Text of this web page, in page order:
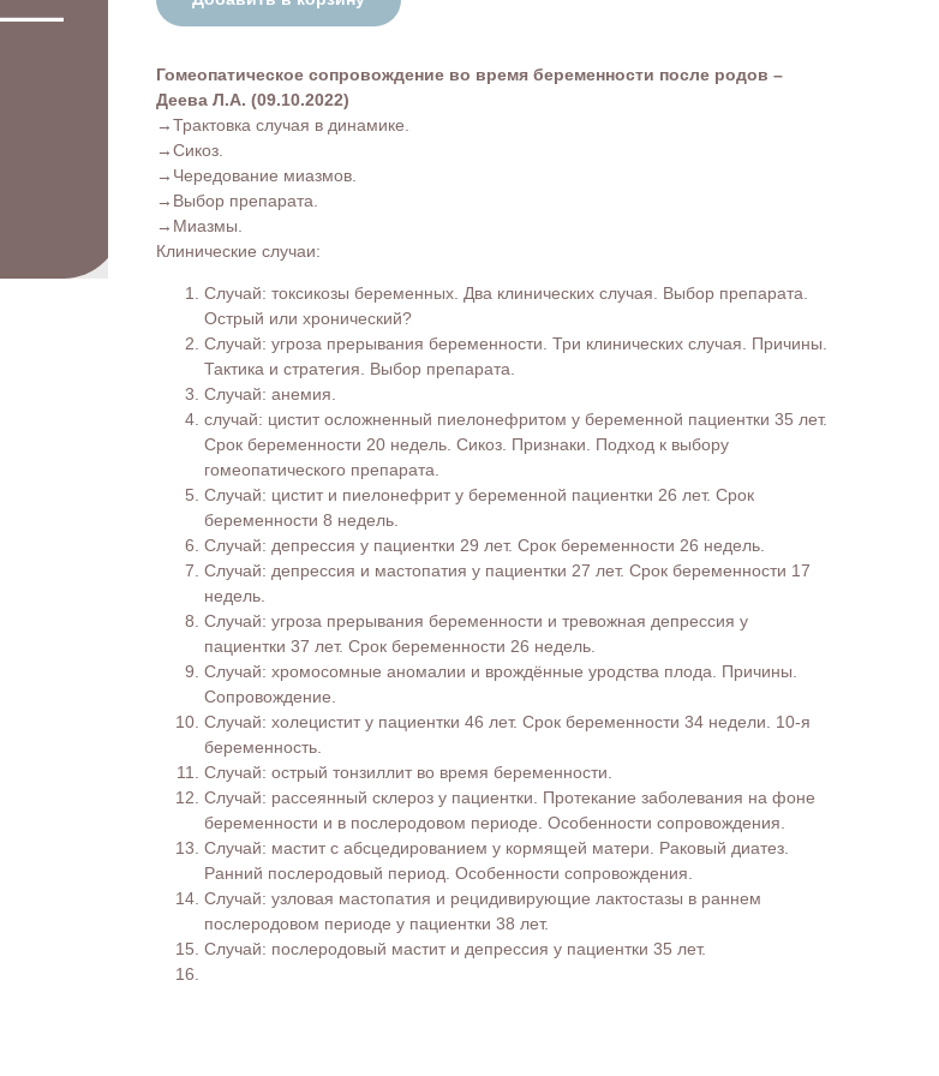
Гомеопатическое сопровождение во время беременности после родов –
Деева Л.А. (09.10.2022)
→Трактовка случая в динамике.
→Сикоз.
→Чередование миазмов.
→Выбор препарата.
→Миазмы.
Клинические случаи:
Случай: токсикозы беременных. Два клинических случая. Выбор препарата.
Острый или хронический?
Случай: угроза прерывания беременности. Три клинических случая. Причины.
Тактика и стратегия. Выбор препарата.
Случай: анемия.
случай: цистит осложненный пиелонефритом у беременной пациентки 35 лет.
Срок беременности 20 недель. Сикоз. Признаки. Подход к выбору
гомеопатического препарата.
Случай: цистит и пиелонефрит у беременной пациентки 26 лет. Срок
беременности 8 недель.
Случай: депрессия у пациентки 29 лет. Срок беременности 26 недель.
Случай: депрессия и мастопатия у пациентки 27 лет. Срок беременности 17
недель.
Случай: угроза прерывания беременности и тревожная депрессия у
пациентки 37 лет. Срок беременности 26 недель.
Случай: хромосомные аномалии и врождённые уродства плода. Причины.
Сопровождение.
Случай: холецистит у пациентки 46 лет. Срок беременности 34 недели. 10-я
беременность.
Случай: острый тонзиллит во время беременности.
Случай: рассеянный склероз у пациентки. Протекание заболевания на фоне
беременности и в послеродовом периоде. Особенности сопровождения.
Случай: мастит с абсцедированием у кормящей матери. Раковый диатез.
Ранний послеродовый период. Особенности сопровождения.
Случай: узловая мастопатия и рецидивирующие лактостазы в раннем
послеродовом периоде у пациентки 38 лет.
Случай: послеродовый мастит и депрессия у пациентки 35 лет.